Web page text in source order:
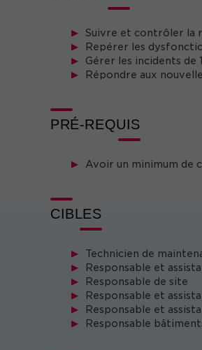
Suivre et contrôler la
Repérer les
Gérer les incidents de
Répondre aux
PRÉ-REQUIS
Avoir un minimum de
CIBLES
Technicien de
Responsable et
Responsable de site
Responsable et
Responsable et
Responsable